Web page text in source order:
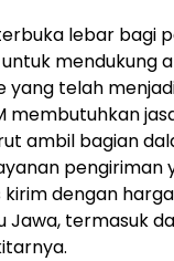
lebar bagi
mendukung
yang telah
membutuhkan
ambil bagian
dengan
termasuk